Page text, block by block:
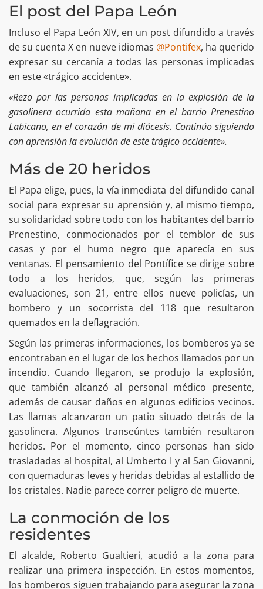
El post del Papa León
Incluso el Papa León XIV, en un post difundido a través
de su cuenta X en nueve idiomas @Pontifex, ha querido
expresar su cercanía a todas las personas implicadas
en este «trágico accidente».
«Rezo por las personas implicadas en la explosión de la
gasolinera ocurrida esta mañana en el barrio Prenestino
Labicano, en el corazón de mi diócesis. Continúo siguiendo
con aprensión la evolución de este trágico accidente».
Más de 20 heridos
El Papa elige, pues, la vía inmediata del difundido canal
social para expresar su aprensión y, al mismo tiempo,
su solidaridad sobre todo con los habitantes del barrio
Prenestino, conmocionados por el temblor de sus
casas y por el humo negro que aparecía en sus
ventanas. El pensamiento del Pontífice se dirige sobre
todo a los heridos, que, según las primeras
evaluaciones, son 21, entre ellos nueve policías, un
bombero y un socorrista del 118 que resultaron
quemados en la deflagración.
Según las primeras informaciones, los bomberos ya se
encontraban en el lugar de los hechos llamados por un
incendio. Cuando llegaron, se produjo la explosión,
que también alcanzó al personal médico presente,
además de causar daños en algunos edificios vecinos.
Las llamas alcanzaron un patio situado detrás de la
gasolinera. Algunos transeúntes también resultaron
heridos. Por el momento, cinco personas han sido
trasladadas al hospital, al Umberto I y al San Giovanni,
con quemaduras leves y heridas debidas al estallido de
los cristales. Nadie parece correr peligro de muerte.
La conmoción de los
residentes
El alcalde, Roberto Gualtieri, acudió a la zona para
realizar una primera inspección. En estos momentos,
los bomberos siguen trabajando para asegurar la zona